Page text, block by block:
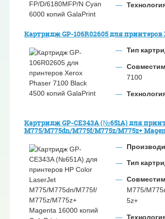
Картридж GP-106R02605 для принтеров
Тип
7100
Картридж GP-CE343A (№651A) для
M775/M775dn/M775f/M775z/M775z+
Тип
M775/
5z+